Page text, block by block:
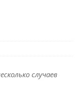
случаев